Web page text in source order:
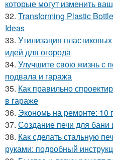
которые могут изменить
32. Transforming Plastic
Ideas
33. Утилизация
идей для огорода
34. Улучшите свою жизнь с
подвала и гаража
35. Как правильно
в гараже
36. Экономь на ремонте: 10
37. Создание печи для
38. Как сделать стальную
руками: подробный